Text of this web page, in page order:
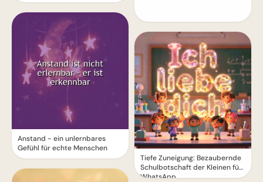
Anstand - ein unlernbares
Gefühl für echte Menschen
Tiefe Zuneigung: Bezaubernde
Schulbotschaft der Kleinen für
WhatsApp